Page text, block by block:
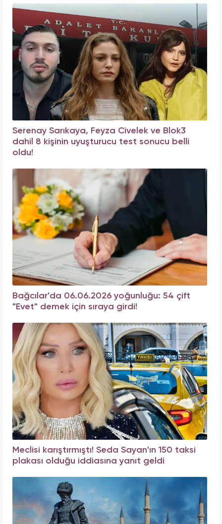
Serenay Sarıkaya, Feyza Civelek ve Blok3
dahil 8 kişinin uyuşturucu test sonucu belli
oldu!
Bağcılar'da 06.06.2026 yoğunluğu: 54 çift
"Evet" demek için sıraya girdi!
Meclisi karıştırmıştı! Seda Sayan'ın 150 taksi
plakası olduğu iddiasına yanıt geldi